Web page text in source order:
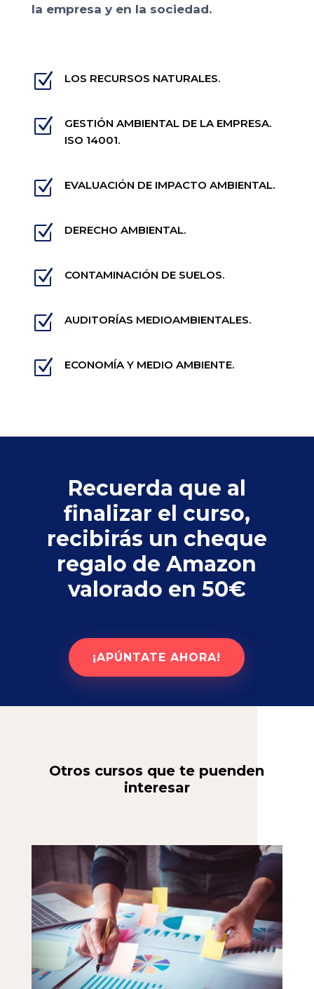
la empresa y en la sociedad.
Z LOS RECURSOS NATURALES.
Z
GESTIÓN AMBIENTAL DE LA EMPRESA.
ISO 14001.
Z EVALUACIÓN DE IMPACTO AMBIENTAL.
Z DERECHO AMBIENTAL.
Z CONTAMINACIÓN DE SUELOS.
Z AUDITORÍAS MEDIOAMBIENTALES.
Z ECONOMÍA Y MEDIO AMBIENTE.
Recuerda que al
finalizar el curso,
recibirás un cheque
regalo de Amazon
valorado en 50€
¡APÚNTATE AHORA!
Otros cursos que te puenden
interesar